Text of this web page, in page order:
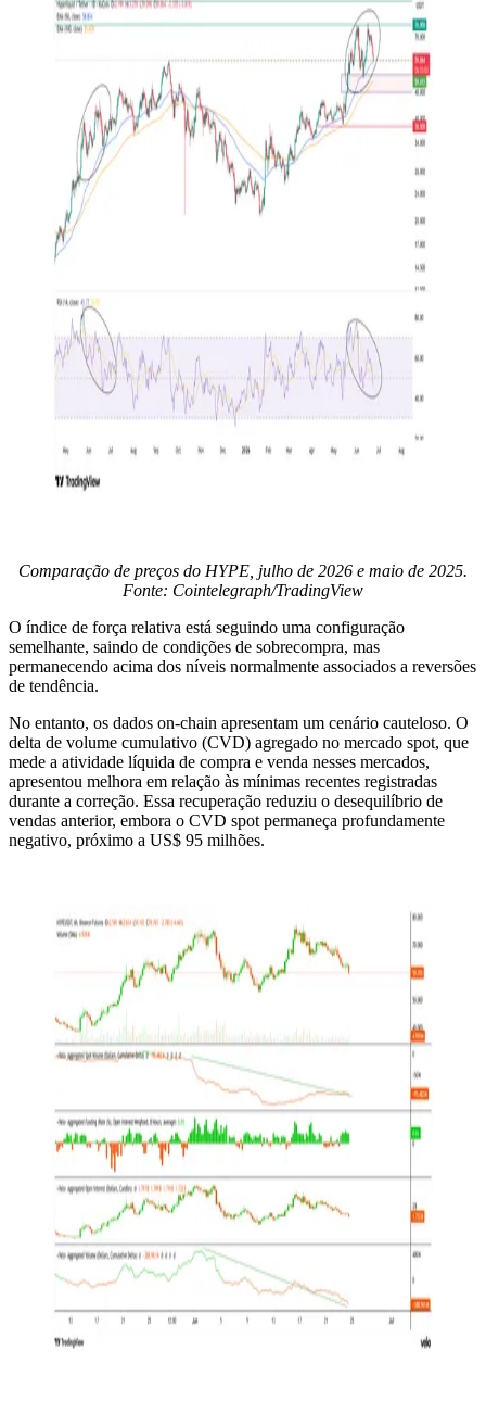
Comparação de preços do HYPE, julho de 2026 e maio de 2025.
Fonte: Cointelegraph/TradingView
O índice de força relativa está seguindo uma configuração
semelhante, saindo de condições de sobrecompra, mas
permanecendo acima dos níveis normalmente associados a reversões
de tendência.
No entanto, os dados on-chain apresentam um cenário cauteloso. O
delta de volume cumulativo (CVD) agregado no mercado spot, que
mede a atividade líquida de compra e venda nesses mercados,
apresentou melhora em relação às mínimas recentes registradas
durante a correção. Essa recuperação reduziu o desequilíbrio de
vendas anterior, embora o CVD spot permaneça profundamente
negativo, próximo a US$ 95 milhões.